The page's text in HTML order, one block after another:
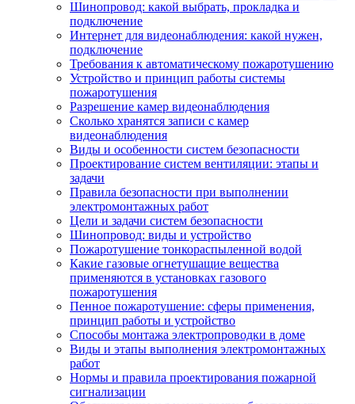
Шинопровод: какой выбрать, прокладка и
подключение
Интернет для видеонаблюдения: какой нужен,
подключение
Требования к автоматическому пожаротушению
Устройство и принцип работы системы
пожаротушения
Разрешение камер видеонаблюдения
Сколько хранятся записи с камер
видеонаблюдения
Виды и особенности систем безопасности
Проектирование систем вентиляции: этапы и
задачи
Правила безопасности при выполнении
электромонтажных работ
Цели и задачи систем безопасности
Шинопровод: виды и устройство
Пожаротушение тонкораспыленной водой
Какие газовые огнетушащие вещества
применяются в установках газового
пожаротушения
Пенное пожаротушение: сферы применения,
принцип работы и устройство
Способы монтажа электропроводки в доме
Виды и этапы выполнения электромонтажных
работ
Нормы и правила проектирования пожарной
сигнализации